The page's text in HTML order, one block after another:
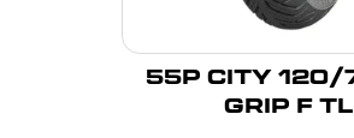
120/70-14 55P CITY
GRIP F TL